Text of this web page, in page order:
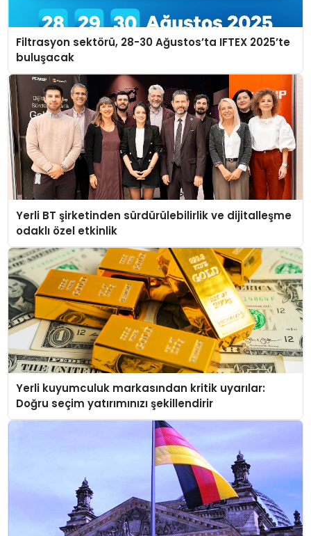
Filtrasyon sektörü, 28-30 Ağustos’ta IFTEX 2025’te
buluşacak
Yerli BT şirketinden sürdürülebilirlik ve dijitalleşme
odaklı özel etkinlik
Yerli kuyumculuk markasından kritik uyarılar:
Doğru seçim yatırımınızı şekillendirir